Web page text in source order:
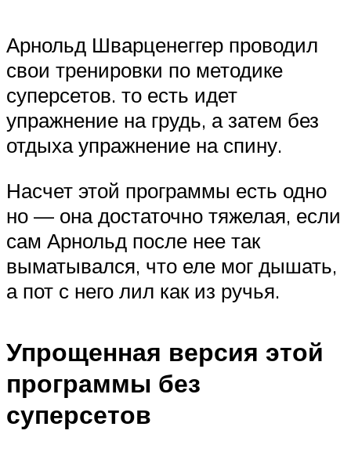
Арнольд Шварценеггер проводил
свои тренировки по методике
суперсетов. то есть идет
упражнение на грудь, а затем без
отдыха упражнение на спину.
Насчет этой программы есть одно
но — она достаточно тяжелая, если
сам Арнольд после нее так
выматывался, что еле мог дышать,
а пот с него лил как из ручья.
Упрощенная версия этой
программы без
суперсетов